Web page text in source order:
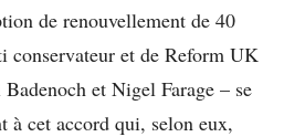
de renouvellement de 40
conservateur et de Reform UK
et Nigel Farage – se
à cet accord qui, selon eux,